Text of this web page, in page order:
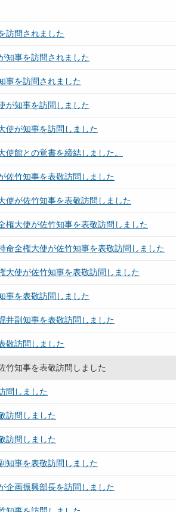
訪問されました
知事を訪問されました
事を訪問されました
が知事を訪問しました
使が知事を訪問しました
館との覚書を締結しました。
佐竹知事を表敬訪問しました
使が佐竹知事を表敬訪問しました
権大使が佐竹知事を表敬訪問しました
命全権大使が佐竹知事を表敬訪問しました
大使が佐竹知事を表敬訪問しました
事を表敬訪問しました
井副知事を表敬訪問しました
敬訪問しました
竹知事を表敬訪問しました
問しました
訪問しました
訪問しました
知事を表敬訪問しました
企画振興部長を訪問しました